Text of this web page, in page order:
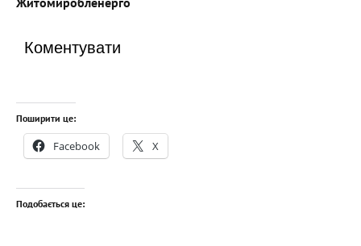
Коментувати
Поширити це:
Facebook X
Подобається це: